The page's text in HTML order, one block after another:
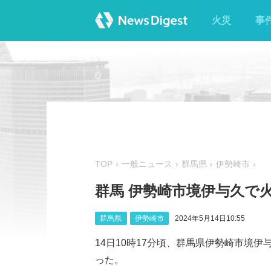
火災 事
TOP 一般ニュース 群馬県 伊勢崎市
群馬 伊勢崎市境伊与久で
群馬県 伊勢崎市 2024年5月14日10:55
14日10時17分頃、群馬県伊勢崎市境伊
った。